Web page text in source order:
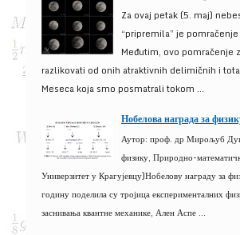
Za ovaj petak (5. maj)
“pripremila” je pomračenje
Međutim, ovo pomračenje
razlikovati od onih atraktivnih delimičnih i
Meseca koja smo posmatrali tokom ...
Нобелова награда за
Аутор: проф. др Мирољуб
физику, Природно-
Универзитет у Крагујевцу)Нобелову награду за
годину поделила су тројица експерименталних
заснивања квантне механике, Ален Аспе ...